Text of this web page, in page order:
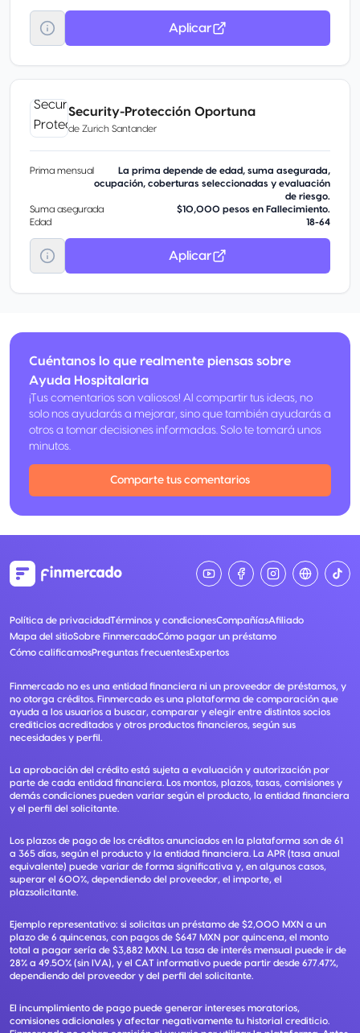
Aplicar
Security-Protección Oportuna
de Zurich Santander
Prima mensual
La prima depende de edad, suma asegurada,
ocupación, coberturas seleccionadas y evaluación
de riesgo.
Suma asegurada
$10,000 pesos en Fallecimiento.
Edad
18-64
Aplicar
Cuéntanos lo que realmente piensas sobre
Ayuda Hospitalaria
¡Tus comentarios son valiosos! Al compartir tus ideas, no
solo nos ayudarás a mejorar, sino que también ayudarás a
otros a tomar decisiones informadas. Solo te tomará unos
minutos.
Comparte tus comentarios
Política de privacidadTérminos y condicionesCompañíasAfiliado
Mapa del sitioSobre FinmercadoCómo pagar un préstamo
Cómo calificamosPreguntas frecuentesExpertos
Finmercado no es una entidad financiera ni un proveedor de préstamos, y
no otorga créditos. Finmercado es una plataforma de comparación que
ayuda a los usuarios a buscar, comparar y elegir entre distintos socios
crediticios acreditados y otros productos financieros, según sus
necesidades y perfil.
La aprobación del crédito está sujeta a evaluación y autorización por
parte de cada entidad financiera. Los montos, plazos, tasas, comisiones y
demás condiciones pueden variar según el producto, la entidad financiera
y el perfil del solicitante.
Los plazos de pago de los créditos anunciados en la plataforma son de 61
a 365 días, según el producto y la entidad financiera. La APR (tasa anual
equivalente) puede variar de forma significativa y, en algunos casos,
superar el 600%, dependiendo del proveedor, el importe, el
plazsolicitante.
Ejemplo representativo: si solicitas un préstamo de $2,000 MXN a un
plazo de 6 quincenas, con pagos de $647 MXN por quincena, el monto
total a pagar sería de $3,882 MXN. La tasa de interés mensual puede ir de
28% a 49.50% (sin IVA), y el CAT informativo puede partir desde 677.47%,
dependiendo del proveedor y del perfil del solicitante.
El incumplimiento de pago puede generar intereses moratorios,
comisiones adicionales y afectar negativamente tu historial crediticio.